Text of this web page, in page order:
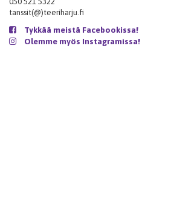
tanssit(@)teeriharju.fi
Tykkää meistä Facebookissa!
Olemme myös Instagramissa!